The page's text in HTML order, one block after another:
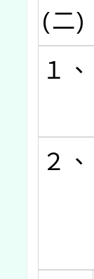
(二)
１、
２、